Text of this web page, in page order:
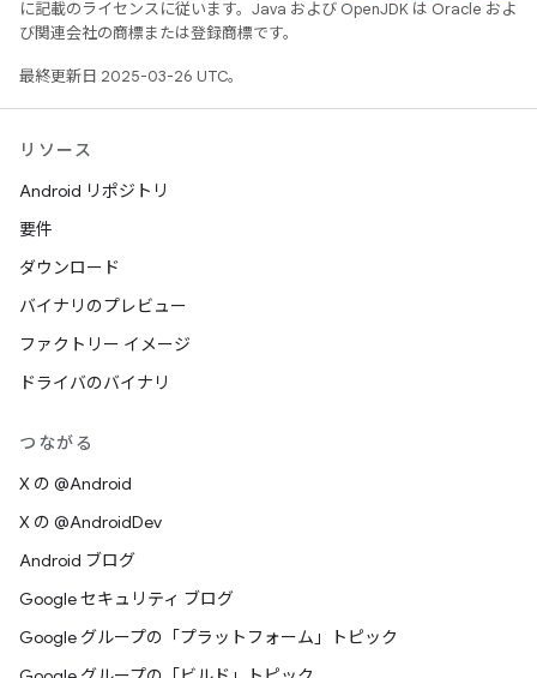
に記載のライセンスに従います。Java および OpenJDK は Oracle およ
び関連会社の商標または登録商標です。
最終更新日 2025-03-26 UTC。
リソース
Android リポジトリ
要件
ダウンロード
バイナリのプレビュー
ファクトリー イメージ
ドライバのバイナリ
つながる
X の @Android
X の @AndroidDev
Android ブログ
Google セキュリティ ブログ
Google グループの「プラットフォーム」トピック